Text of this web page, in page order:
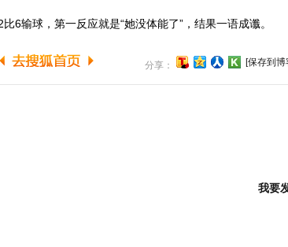
球，第一反应就是“她没体能了”，结果一语成谶。
分享： [保存到博
我要